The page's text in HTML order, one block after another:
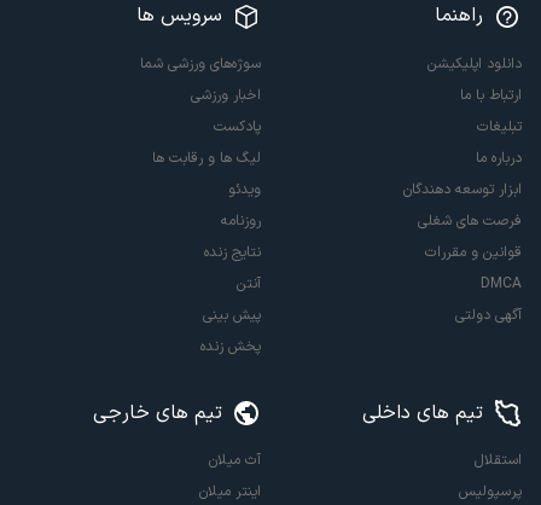
راهنما
دانلود اپلیکیشن
ارتباط با ما
تبلیغات
درباره ما
ابزار توسعه دهندگان
فرصت های شغلی
قوانین و مقررات
DMCA
آگهی دولتی
سرویس ها
سوژه‌های ورزشی شما
اخبار ورزشی
پادکست
لیگ ها و رقابت ها
ویدئو
روزنامه
نتایج زنده
آنتن
پیش بینی
پخش زنده
تیم های داخلی
استقلال
پرسپولیس
تیم های خارجی
آث میلان
اینتر میلان